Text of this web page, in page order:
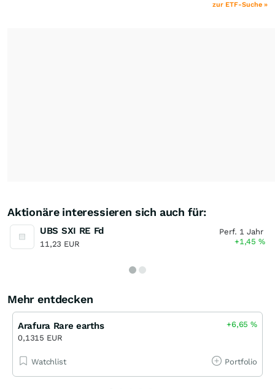
zur ETF-Suche »
Aktionäre interessieren sich auch für:
UBS SXI RE Fd
11,23 EUR
Perf. 1 Jahr
+1,45%
Mehr entdecken
Arafura Rare earths
0,1315 EUR
+6,65%
Watchlist Portfolio